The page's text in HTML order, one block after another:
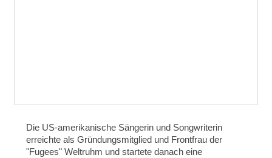
Die US-amerikanische Sängerin und Songwriterin
erreichte als Gründungsmitglied und Frontfrau der
"Fugees" Weltruhm und startete danach eine